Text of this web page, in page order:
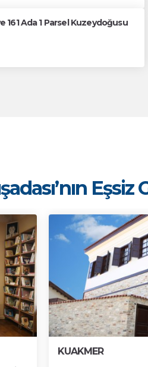
161 Ada 1 Parsel Kuzeydoğusu
KUAKMER